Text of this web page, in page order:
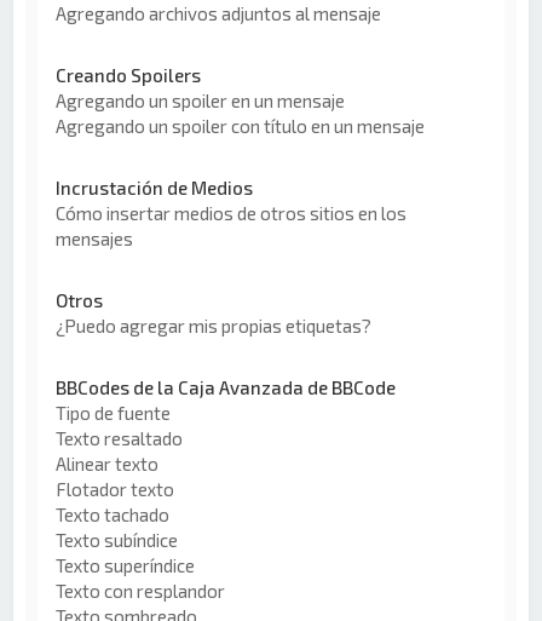
Agregando archivos adjuntos al mensaje
Creando Spoilers
Agregando un spoiler en un mensaje
Agregando un spoiler con título en un mensaje
Incrustación de Medios
Cómo insertar medios de otros sitios en los
mensajes
Otros
¿Puedo agregar mis propias etiquetas?
BBCodes de la Caja Avanzada de BBCode
Tipo de fuente
Texto resaltado
Alinear texto
Flotador texto
Texto tachado
Texto subíndice
Texto superíndice
Texto con resplandor
Texto sombreado